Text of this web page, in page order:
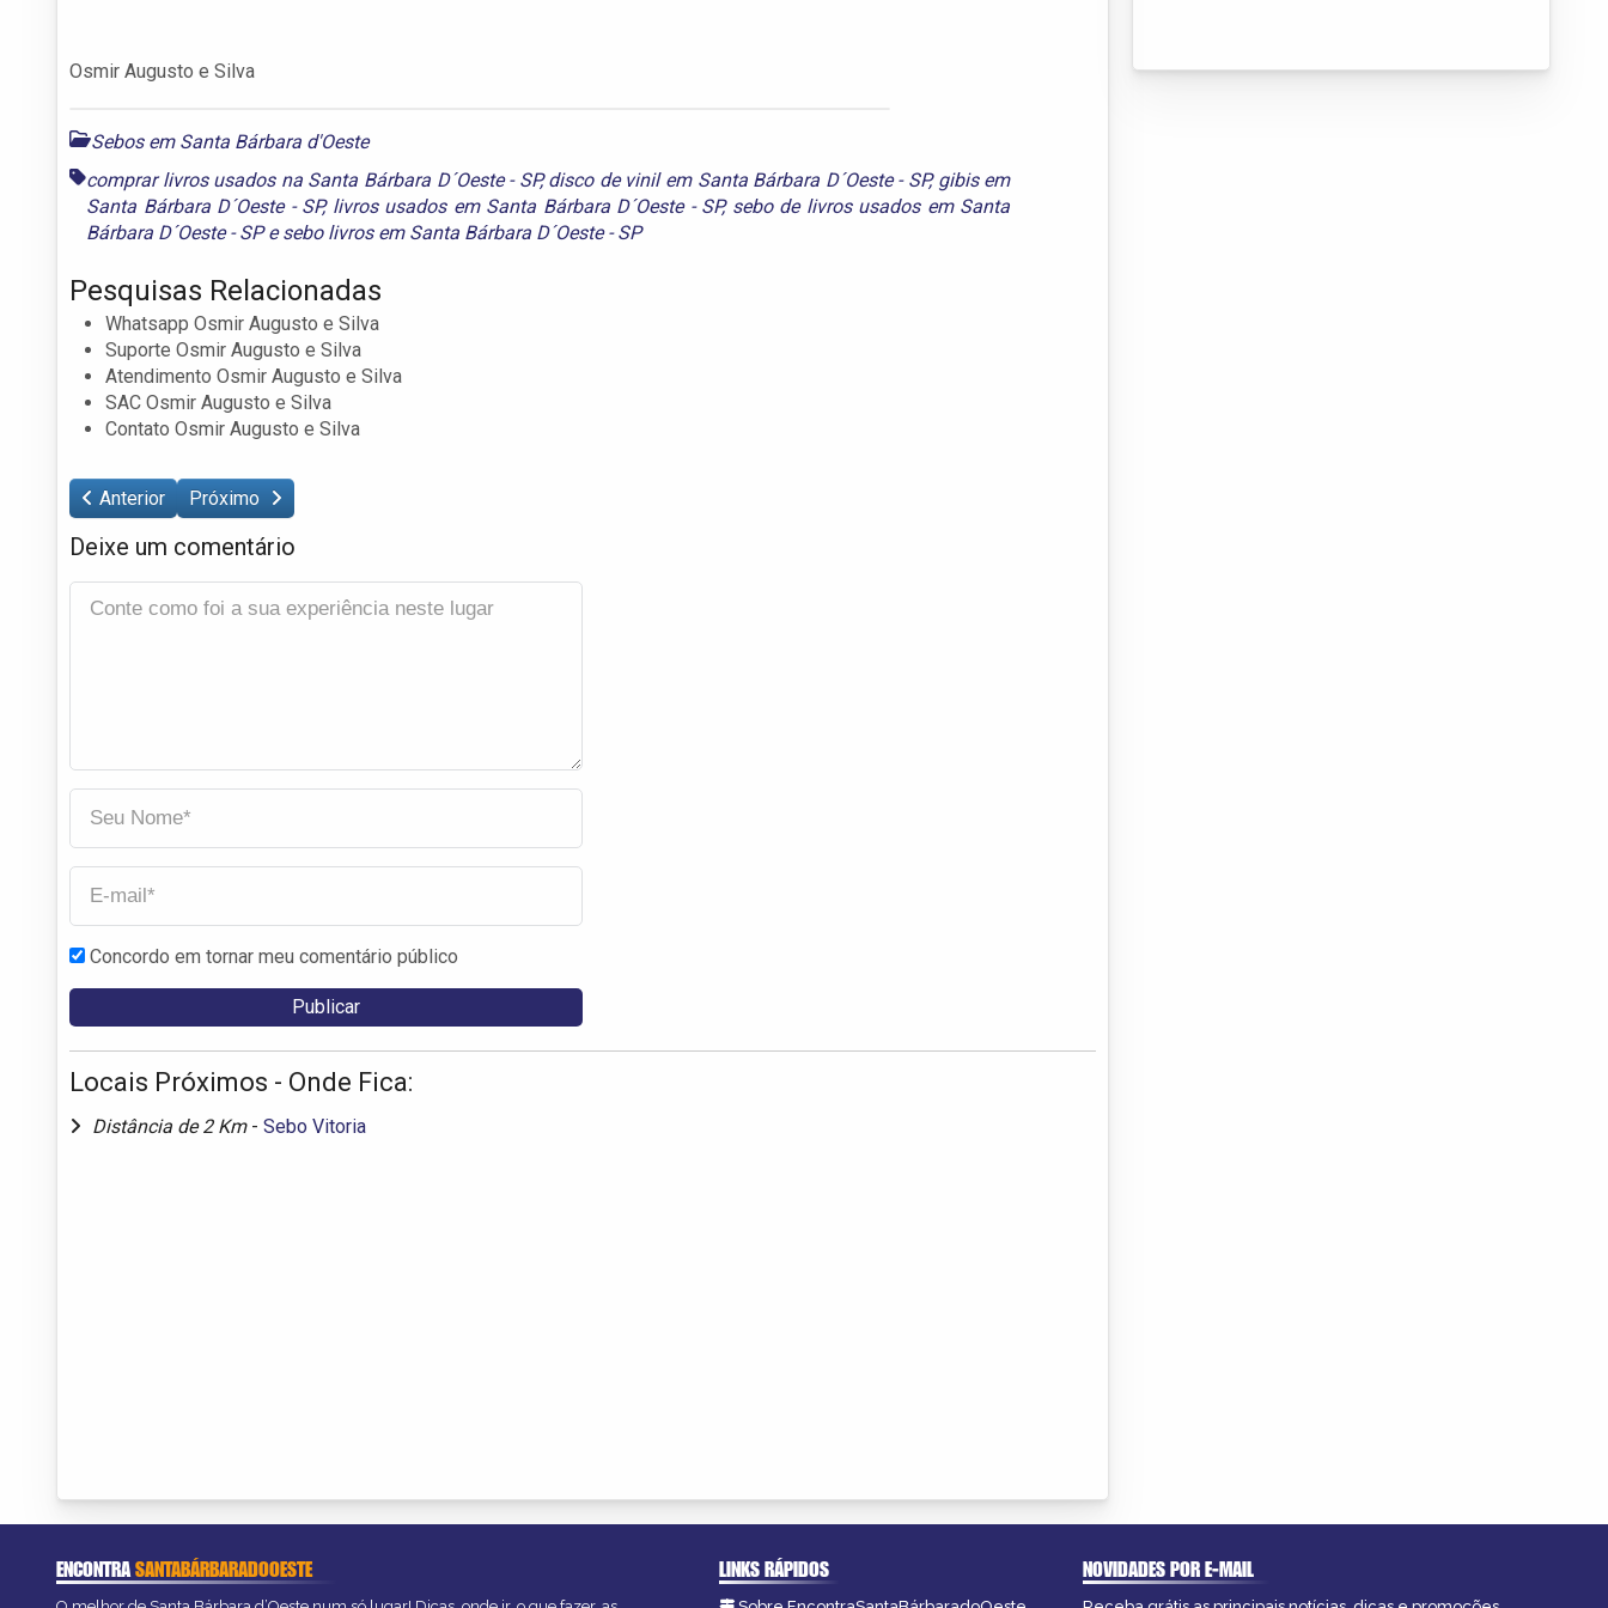
Osmir Augusto e Silva
Sebos em Santa Bárbara d'Oeste
comprar livros usados na Santa Bárbara D´Oeste - SP,disco de vinil em Santa Bárbara D´Oeste - SP, gibis em
Santa Bárbara D´Oeste - SP, livros usados em Santa Bárbara D´Oeste - SP, sebo de livros usados em Santa
Bárbara D´Oeste - SPesebo livros em Santa Bárbara D´Oeste - SP
Pesquisas Relacionadas
Whatsapp Osmir Augusto e Silva
Suporte Osmir Augusto e Silva
Atendimento Osmir Augusto e Silva
SAC Osmir Augusto e Silva
Contato Osmir Augusto e Silva
Anterior Próximo
Deixe um comentário
Concordo em tornar meu comentário público
Locais Próximos - Onde Fica:
Distância de 2 Km - Sebo Vitoria
ENCONTRASANTABÁRBARADOOESTE LINKS RÁPIDOS NOVIDADES POR E-MAIL